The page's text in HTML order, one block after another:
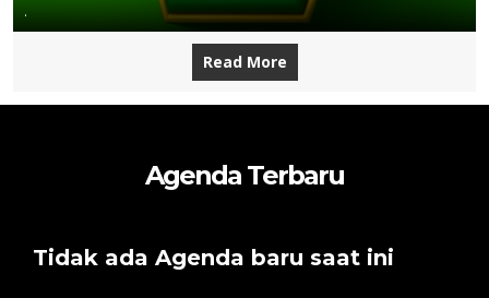
.
Read More
Agenda Terbaru
Tidak ada Agenda baru saat ini